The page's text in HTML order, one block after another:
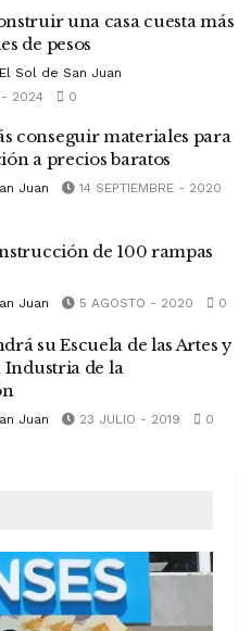
una casa cuesta más
de pesos
Sol de San Juan
- 2024
0
conseguir materiales para
a precios baratos
Juan
14 SEPTIEMBRE - 2020
de 100 rampas
Juan 5 AGOSTO - 2020 0
su Escuela de las Artes y
Industria de la
Juan 23 JULIO - 2019 0